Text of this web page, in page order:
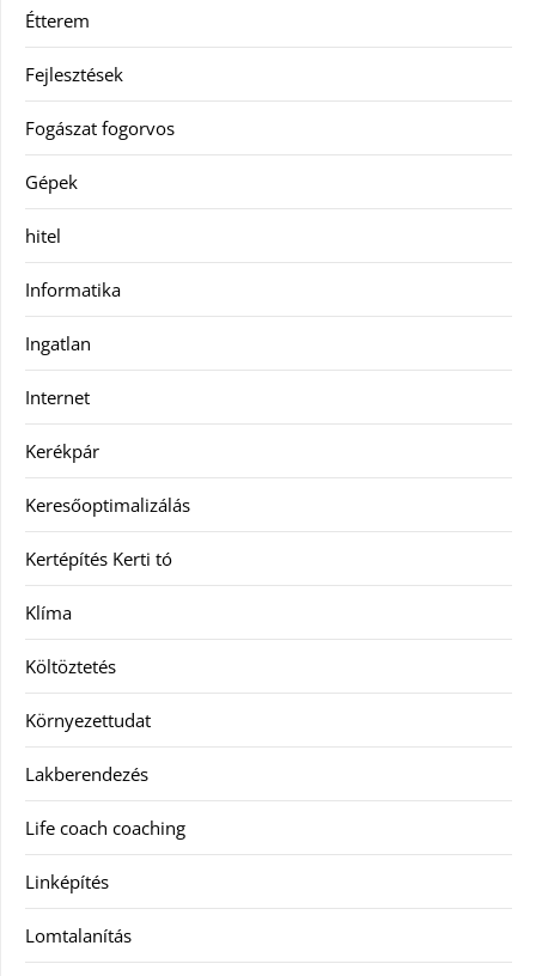
Étterem
Fejlesztések
Fogászat fogorvos
Gépek
hitel
Informatika
Ingatlan
Internet
Kerékpár
Keresőoptimalizálás
Kertépítés Kerti tó
Klíma
Költöztetés
Környezettudat
Lakberendezés
Life coach coaching
Linképítés
Lomtalanítás